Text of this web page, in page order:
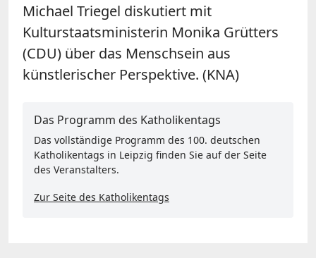
Michael Triegel diskutiert mit
Kulturstaatsministerin Monika Grütters
(CDU) über das Menschsein aus
künstlerischer Perspektive. (KNA)
Das Programm des Katholikentags
Das vollständige Programm des 100. deutschen
Katholikentags in Leipzig finden Sie auf der Seite
des Veranstalters.
Zur Seite des Katholikentags